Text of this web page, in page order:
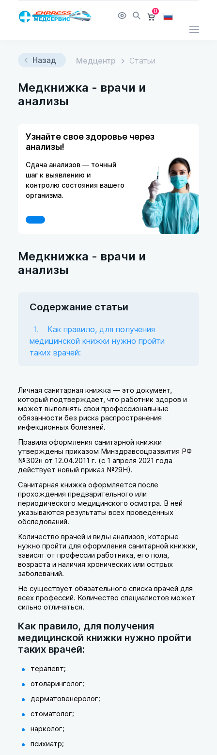
0
Назад Медцентр Статьи
Медкнижка - врачи и
анализы
Узнайте свое здоровье через
анализы!
Сдача анализов — точный
шаг к выявлению и
контролю состояния вашего
организма.
Медкнижка - врачи и
анализы
Содержание статьи
Как правило, для получения
медицинской книжки нужно пройти
таких врачей:
Личная санитарная книжка — это документ,
который подтверждает, что работник здоров и
может выполнять свои профессиональные
обязанности без риска распространения
инфекционных болезней.
Правила оформления санитарной книжки
утверждены приказом Минздравсоцразвития РФ
№302н от 12.04.2011 г. (с 1 апреля 2021 года
действует новый приказ №29Н).
Санитарная книжка оформляется после
прохождения предварительного или
периодического медицинского осмотра. В ней
указываются результаты всех проведённых
обследований.
Количество врачей и виды анализов, которые
нужно пройти для оформления санитарной книжки,
зависят от профессии работника, его пола,
возраста и наличия хронических или острых
заболеваний.
Не существует обязательного списка врачей для
всех профессий. Количество специалистов может
сильно отличаться.
Как правило, для получения
медицинской книжки нужно пройти
таких врачей:
терапевт;
отоларинголог;
дерматовенеролог;
стоматолог;
нарколог;
психиатр;